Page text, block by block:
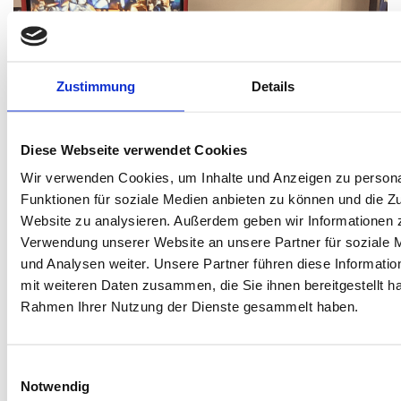
Zustimmung Details
Diese Webseite verwendet Cookies
Wir verwenden Cookies, um Inhalte und Anzeigen zu
Funktionen für soziale Medien anbieten zu können und die
Website zu analysieren. Außerdem geben wir Informationen
Verwendung unserer Website an unsere Partner für soziale
und Analysen weiter. Unsere Partner führen diese
mit weiteren Daten zusammen, die Sie ihnen bereitgestellt
Rahmen Ihrer Nutzung der Dienste gesammelt haben.
Notwendig
Jetzt vorbeikommen und losflippern!